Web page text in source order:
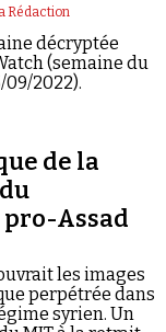
Rédaction
décryptée
(semaine du
09/2022).
de la
Assad
les images
perpétrée dans
syrien. Un